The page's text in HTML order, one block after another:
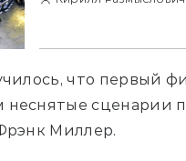
что первый
неснятые сценарии
Миллер.